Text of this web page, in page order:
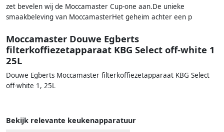
zet bevelen wij de Moccamaster Cup-one aan.De unieke
smaakbeleving van MoccamasterHet geheim achter een p
Moccamaster Douwe Egberts
filterkoffiezetapparaat KBG Select off-white 1
25L
Douwe Egberts Moccamaster filterkoffiezetapparaat KBG Select
off-white 1, 25L
Bekijk relevante keukenapparatuur